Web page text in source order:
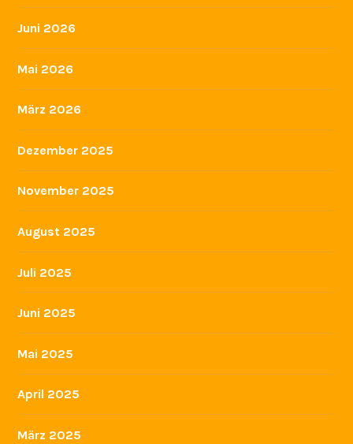
Juni 2026
Mai 2026
März 2026
Dezember 2025
November 2025
August 2025
Juli 2025
Juni 2025
Mai 2025
April 2025
März 2025